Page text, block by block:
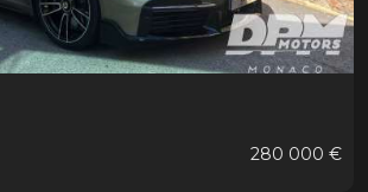
280 000 €